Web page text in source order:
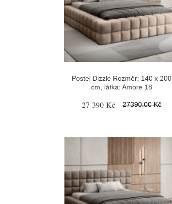
Postel Dizzle Rozměr: 140 x 200
cm, látka: Amore 18
27 390 Kč 27390.00 Kč